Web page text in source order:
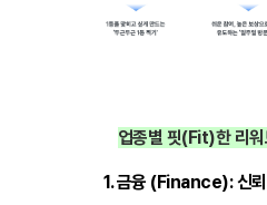
업종별 핏(Fit)한 리
1. 금융 (Finance): 신